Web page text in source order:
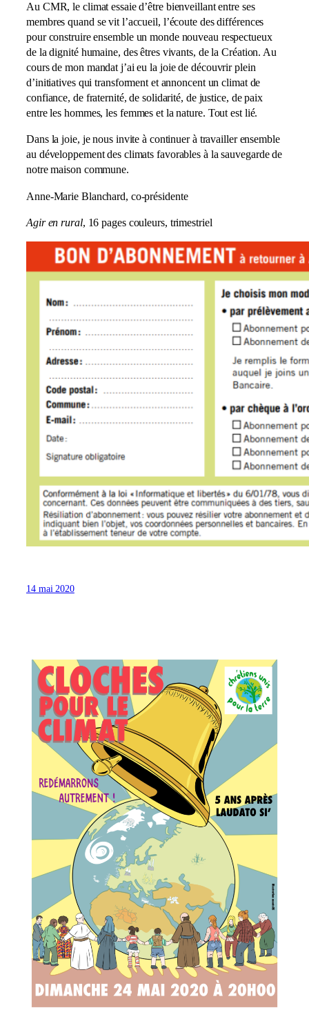
Au CMR, le climat essaie d’être bienveillant entre ses
membres quand se vit l’accueil, l’écoute des différences
pour construire ensemble un monde nouveau respectueux
de la dignité humaine, des êtres vivants, de la Création. Au
cours de mon mandat j’ai eu la joie de découvrir plein
d’initiatives qui transforment et annoncent un climat de
confiance, de fraternité, de solidarité, de justice, de paix
entre les hommes, les femmes et la nature. Tout est lié.
Dans la joie, je nous invite à continuer à travailler ensemble
au développement des climats favorables à la sauvegarde de
notre maison commune.
Anne-Marie Blanchard, co-présidente
Agir en rural, 16 pages couleurs, trimestriel
14 mai 2020